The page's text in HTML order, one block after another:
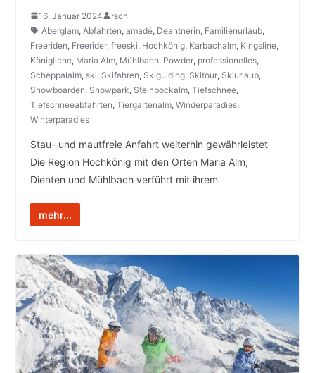
16. Januar 2024
rsch
Aberglam, Abfahrten, amadé, Deantnerin, Familienurlaub,
Freeriden, Freerider, freeski, Hochkönig, Karbachalm, Kingsline,
Königliche, Maria Alm, Mühlbach, Powder, professionelles,
Scheppalalm, ski, Skifahren, Skiguiding, Skitour, Skiurlaub,
Snowboarden, Snowpark, Steinbockalm, Tiefschnee,
Tiefschneeabfahrten, Tiergartenalm, Winderparadies,
Winterparadies
Stau- und mautfreie Anfahrt weiterhin gewährleistet
Die Region Hochkönig mit den Orten Maria Alm,
Dienten und Mühlbach verführt mit ihrem
mehr...